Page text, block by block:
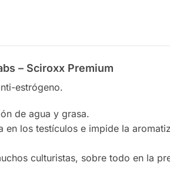
– Sciroxx Premium
estrógeno.
de agua y grasa.
los testículos e impide la
culturistas, sobre todo en la